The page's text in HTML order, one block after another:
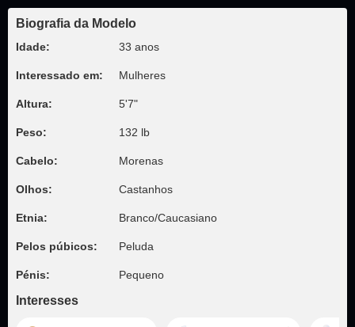
Biografia da Modelo
Idade: 33 anos
Interessado em: Mulheres
Altura: 5'7"
Peso: 132 lb
Cabelo: Morenas
Olhos: Castanhos
Etnia: Branco/Caucasiano
Pelos púbicos: Peluda
Pénis: Pequeno
Interesses